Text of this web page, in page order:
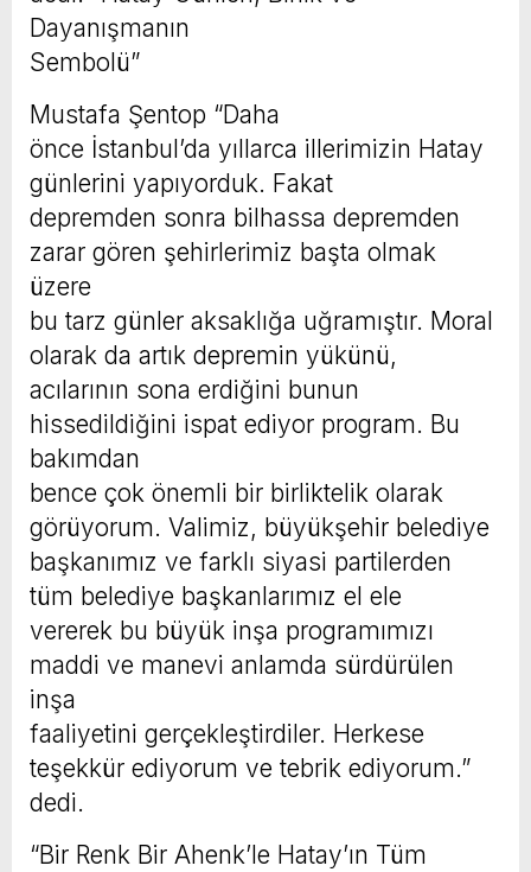
Dayanışmanın
Sembolü”
Mustafa Şentop “Daha
önce İstanbul’da yıllarca illerimizin Hatay
günlerini yapıyorduk. Fakat
depremden sonra bilhassa depremden
zarar gören şehirlerimiz başta olmak
üzere
bu tarz günler aksaklığa uğramıştır. Moral
olarak da artık depremin yükünü,
acılarının sona erdiğini bunun
hissedildiğini ispat ediyor program. Bu
bakımdan
bence çok önemli bir birliktelik olarak
görüyorum. Valimiz, büyükşehir belediye
başkanımız ve farklı siyasi partilerden
tüm belediye başkanlarımız el ele
vererek bu büyük inşa programımızı
maddi ve manevi anlamda sürdürülen
inşa
faaliyetini gerçekleştirdiler. Herkese
teşekkür ediyorum ve tebrik ediyorum.”
dedi.
“Bir Renk Bir Ahenk’le Hatay’ın Tüm